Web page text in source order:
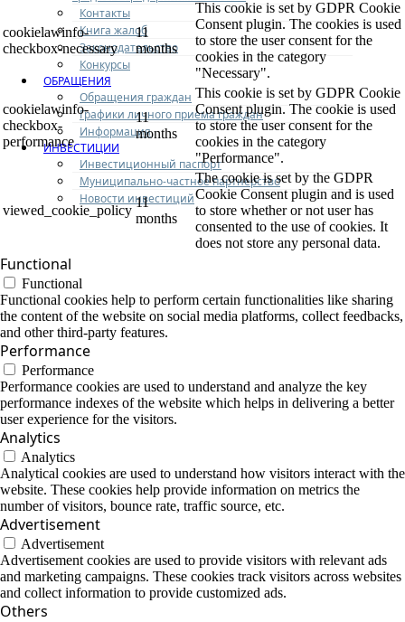
Контакты
Книга жалоб
Законодательство
Конкурсы
ОБРАЩЕНИЯ
Обращения граждан
Графики личного приема граждан
Информация
ИНВЕСТИЦИИ
Инвестиционный паспорт
Муниципально-частное партнерство
Новости инвестиций
cookielawinfo-
checkbox-necessary
11
months
This cookie is set by GDPR Cookie
Consent plugin. The cookies is used
to store the user consent for the
cookies in the category
"Necessary".
cookielawinfo-
checkbox-
performance
11
months
This cookie is set by GDPR Cookie
Consent plugin. The cookie is used
to store the user consent for the
cookies in the category
"Performance".
viewed_cookie_policy
11
months
The cookie is set by the GDPR
Cookie Consent plugin and is used
to store whether or not user has
consented to the use of cookies. It
does not store any personal data.
Functional
Functional
Functional cookies help to perform certain functionalities like sharing
the content of the website on social media platforms, collect feedbacks,
and other third-party features.
Performance
Performance
Performance cookies are used to understand and analyze the key
performance indexes of the website which helps in delivering a better
user experience for the visitors.
Analytics
Analytics
Analytical cookies are used to understand how visitors interact with the
website. These cookies help provide information on metrics the
number of visitors, bounce rate, traffic source, etc.
Advertisement
Advertisement
Advertisement cookies are used to provide visitors with relevant ads
and marketing campaigns. These cookies track visitors across websites
and collect information to provide customized ads.
Others